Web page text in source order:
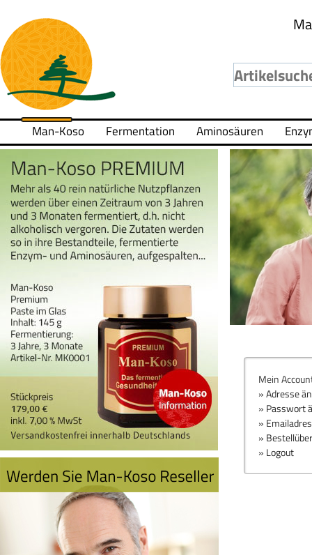
Man-Koso Fermentation Aminosäuren
Mein
» Adresse
» Passwort
»
»
» Logout